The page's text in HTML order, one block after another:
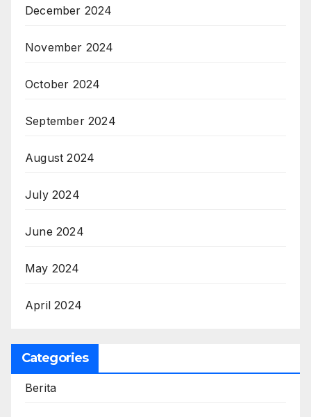
December 2024
November 2024
October 2024
September 2024
August 2024
July 2024
June 2024
May 2024
April 2024
Categories
Berita